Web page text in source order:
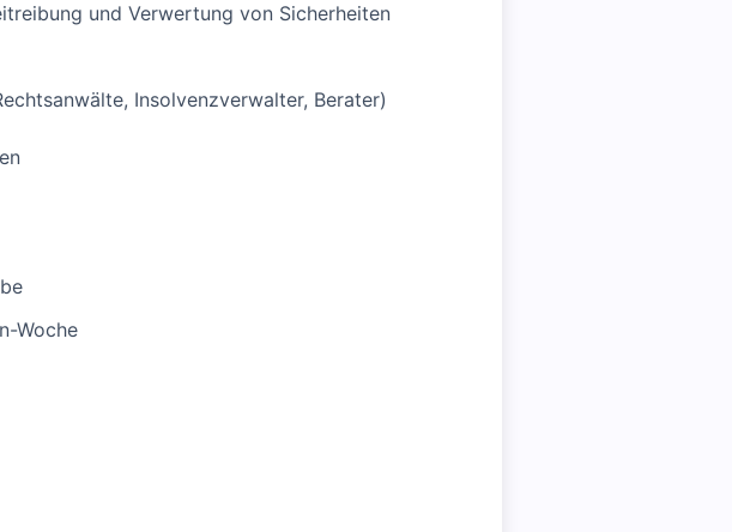
und Verwertung von Sicherheiten
Insolvenzverwalter, Berater)
Woche